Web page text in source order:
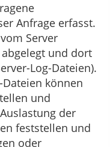
Anfrage erfasst.
Server
und dort
Log-Dateien).
können
und
der
feststellen und
oder